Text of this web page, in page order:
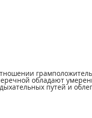
обладают
путей и